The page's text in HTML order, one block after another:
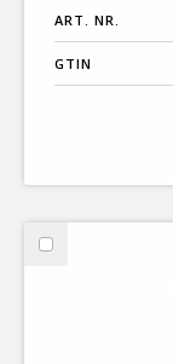
ART. NR.
GTIN
Välj